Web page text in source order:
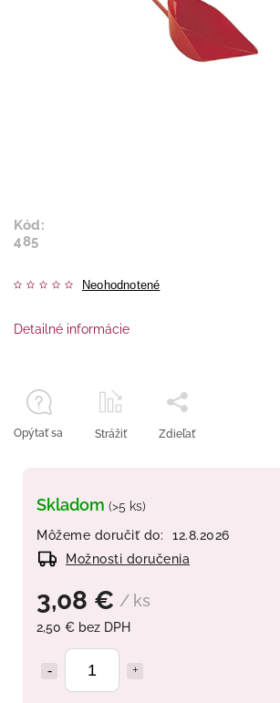
Kód:
485
Neohodnotené
3,08 € / ks
2,50 € bez DPH
Skladom (>5 ks)
Môžeme doručiť do:
12.8.2026
Možnosti doručenia
Detailné informácie
Opýtať sa Strážiť Zdieľať